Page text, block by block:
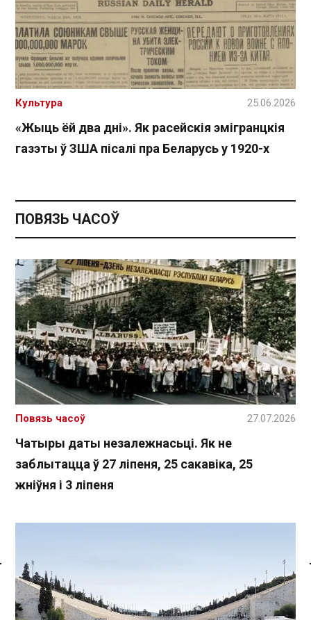
Спасылка без VPN
«Жыць ёй два дні». Як расейскія эмігранцкія
газэты ў ЗША пісалі пра Беларусь у 1920-х
Культура 25.06.2026
ПОВЯЗЬ ЧАСОЎ
Чатыры даты незалежнасьці. Як не
заблытацца ў 27 ліпеня, 25 сакавіка, 25
жніўня і 3 ліпеня
Повязь часоў 27.07.2026